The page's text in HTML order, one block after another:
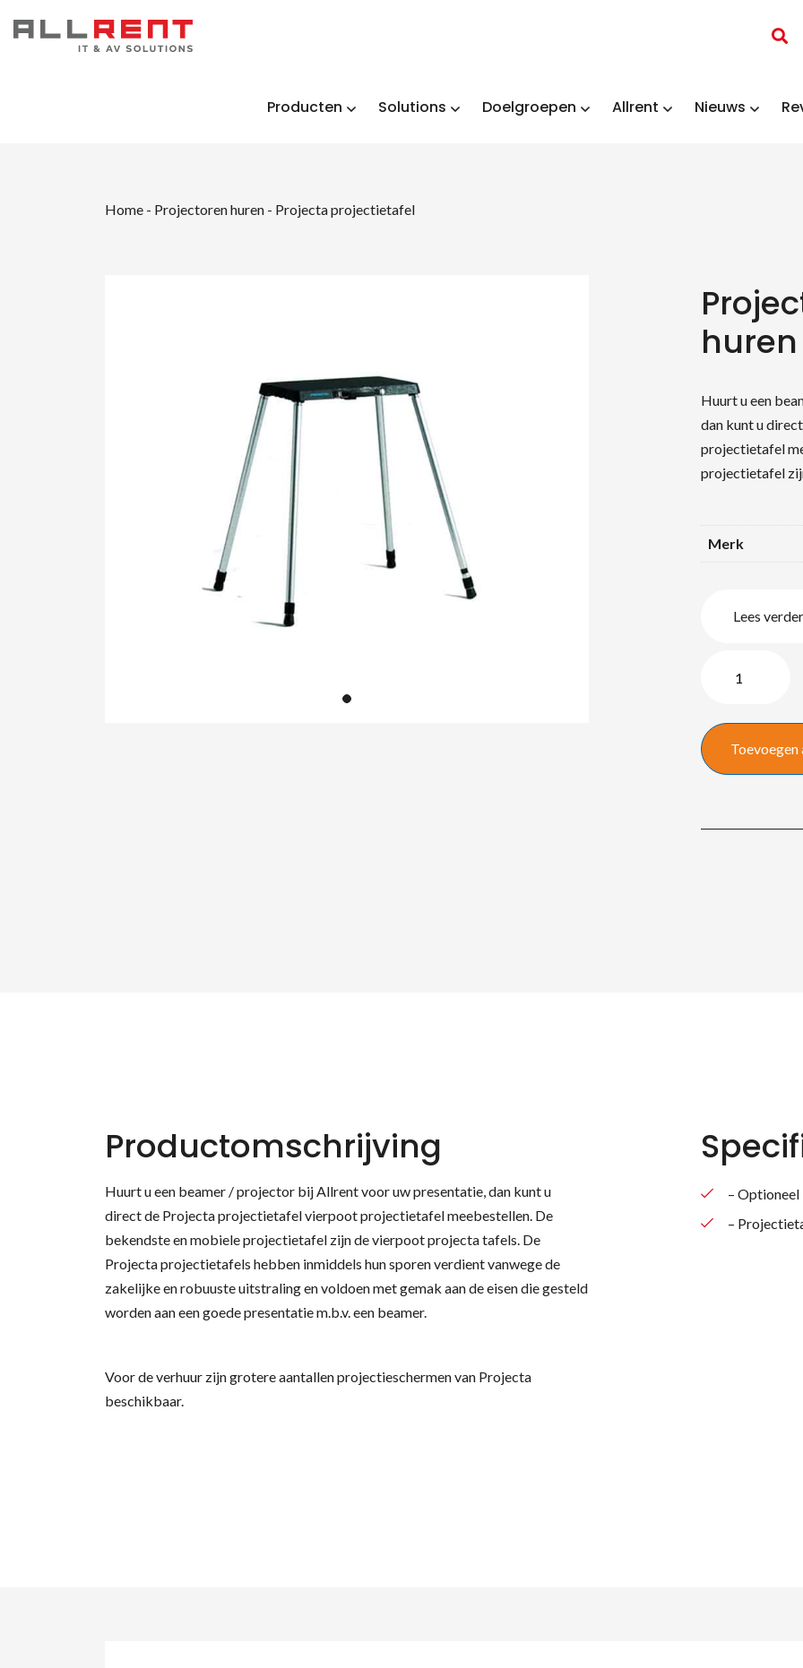
Producten Solutions Doelgroepen Allrent Nieuws
Home - Projectoren huren - Projecta projectietafel
huren
Huurt u een
dan kunt u
projectietafel
projectietafel
Merk
Lees verder
projectietafel
Productomschrijving
Huurt u een beamer / projector bij Allrent voor uw presentatie, dan kunt u
direct de Projecta projectietafel vierpoot projectietafel meebestellen. De
bekendste en mobiele projectietafel zijn de vierpoot projecta tafels. De
Projecta projectietafels hebben inmiddels hun sporen verdient vanwege de
zakelijke en robuuste uitstraling en voldoen met gemak aan de eisen die gesteld
worden aan een goede presentatie m.b.v. een beamer.
Voor de verhuur zijn grotere aantallen projectieschermen van Projecta
beschikbaar.
–
–